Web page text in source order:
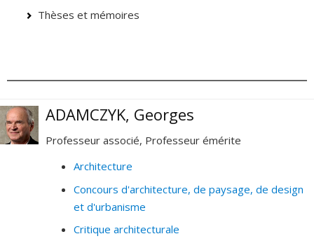
Thèses et mémoires
ADAMCZYK, Georges
Professeur associé, Professeur émérite
Architecture
Concours d'architecture, de paysage, de design
et d'urbanisme
Critique architecturale